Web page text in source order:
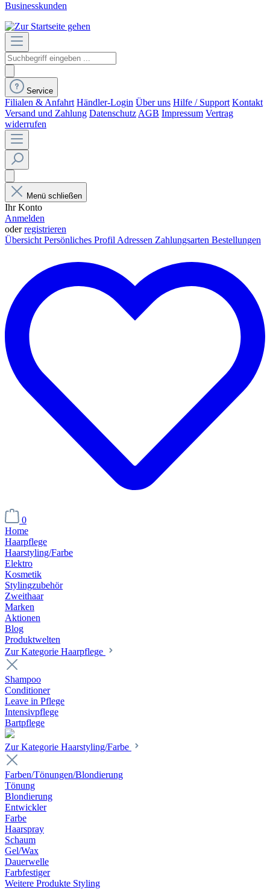
Businesskunden
Service
Filialen & Anfahrt Händler-Login Über uns Hilfe / Support Kontakt
Versand und Zahlung Datenschutz AGB Impressum Vertrag
widerrufen
Menü schließen
Ihr Konto
Anmelden
oderregistrieren
Übersicht Persönliches Profil Adressen Zahlungsarten Bestellungen
0
Home
Haarpflege
Haarstyling/Farbe
Elektro
Kosmetik
Stylingzubehör
Zweithaar
Marken
Aktionen
Blog
Produktwelten
Zur Kategorie Haarpflege
Shampoo
Conditioner
Leave in Pflege
Intensivpflege
Bartpflege
Zur Kategorie Haarstyling/Farbe
Farben/Tönungen/Blondierung
Tönung
Blondierung
Entwickler
Farbe
Haarspray
Schaum
Gel/Wax
Dauerwelle
Farbfestiger
Weitere Produkte Styling